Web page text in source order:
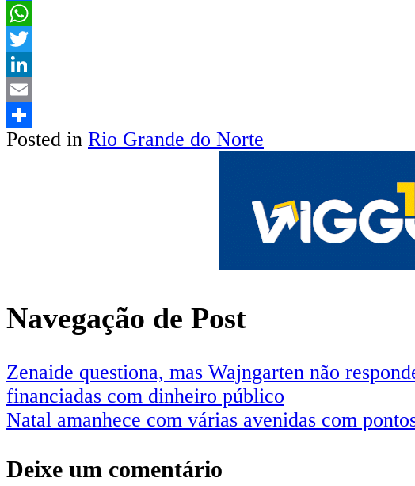
Facebook
WhatsApp
Twitter
LinkedIn
Email
Share
Posted in Rio Grande do Norte
Navegação de Post
Zenaide questiona, mas Wajngarten não
financiadas com dinheiro público
Natal amanhece com várias avenidas com
Deixe um comentário